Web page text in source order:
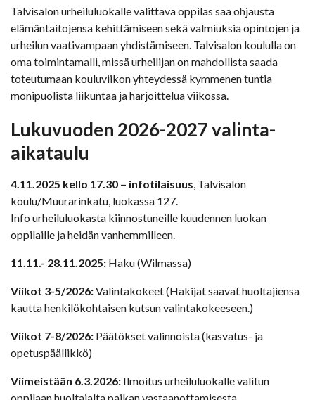
Talvisalon urheiluluokalle valittava oppilas saa ohjausta
elämäntaitojensa kehittämiseen sekä valmiuksia opintojen ja
urheilun vaativampaan yhdistämiseen. Talvisalon koululla on
oma toimintamalli, missä urheilijan on mahdollista saada
toteutumaan kouluviikon yhteydessä kymmenen tuntia
monipuolista liikuntaa ja harjoittelua viikossa.
Lukuvuoden 2026-2027 valinta-
aikataulu
4.11.2025 kello 17.30 – infotilaisuus, Talvisalon
koulu/Muurarinkatu, luokassa 127.
Info urheiluluokasta kiinnostuneille kuudennen luokan
oppilaille ja heidän vanhemmilleen.
11.11.- 28.11.2025: Haku (Wilmassa)
Viikot 3-5/2026:Valintakokeet (Hakijat saavat huoltajiensa
kautta henkilökohtaisen kutsun valintakokeeseen.)
Viikot 7-8/2026: Päätökset valinnoista (kasvatus- ja
opetuspäällikkö)
Viimeistään 6.3.2026: Ilmoitus urheiluluokalle valitun